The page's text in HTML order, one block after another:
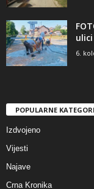
ulici
6.
POPULARNE
Izdvojeno
Vijesti
Najave
Crna Kronika